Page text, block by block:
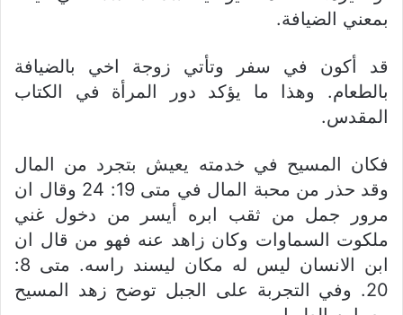
بمعني الضيافة.
قد أكون في سفر وتأتي زوجة اخي بالضيافة
بالطعام. وهذا ما يؤكد دور المرأة في الكتاب
المقدس.
فكان المسيح في خدمته يعيش بتجرد من المال
وقد حذر من محبة المال في متى 19: 24 وقال ان
مرور جمل من ثقب ابره أيسر من دخول غني
ملكوت السماوات وكان زاهد عنه فهو من قال ان
ابن الانسان ليس له مكان ليسند راسه. متى 8:
20. وفي التجربة على الجبل توضح زهد المسيح